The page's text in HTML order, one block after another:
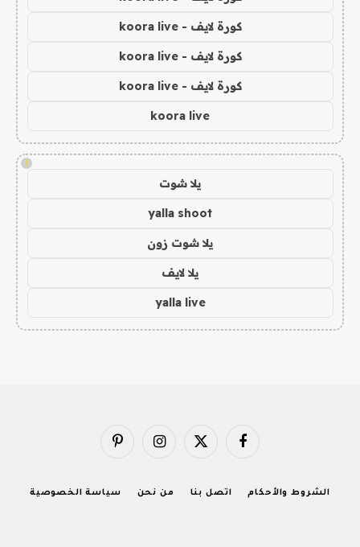
كورة لايف - koora live
كورة لايف - koora live
كورة لايف - koora live
koora live
!
يلا شوت
yalla shoot
يلا شوت زون
يلا لايف
yalla live
فيسبوك X
الانستغرامبينتيريست
الشروط والأحكام اتصل بنا من نحن سياسة الخصوصية